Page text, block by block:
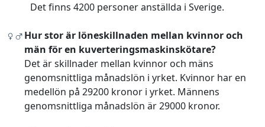
Det finns 4200 personer anställda i Sverige.
Hur stor är löneskillnaden mellan kvinnor och
män för en kuverteringsmaskinskötare?
Det är skillnader mellan kvinnor och mäns
genomsnittliga månadslön i yrket. Kvinnor har en
medellön på 29200 kronor i yrket. Männens
genomsnittliga månadslön är 29000 kronor.